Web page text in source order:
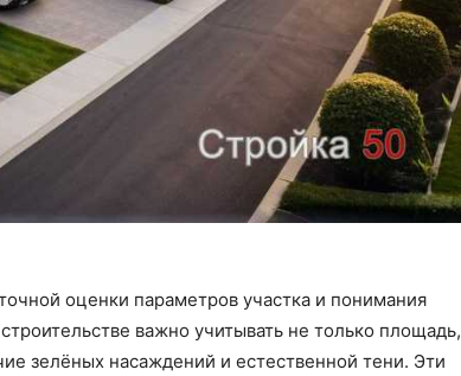
оценки параметров участка и понимания
важно учитывать не только площадь,
зелёных насаждений и естественной тени. Эти